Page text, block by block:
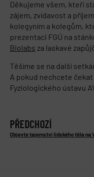
Děkujeme všem, kteří
zájem, zvídavost a
kolegyním a kolegům,
prezentaci FGÚ na
Biolabs za laskavé
Těšíme se na další
A pokud nechcete
Fyziologického ústavu
PŘEDCHOZÍ